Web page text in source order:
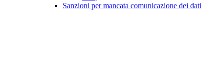
Sanzioni per mancata comunicazione dei dati